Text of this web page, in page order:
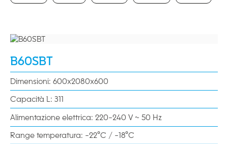
B60SBT
Dimensioni: 600x2080x600
Capacità L: 311
Alimentazione elettrica: 220-240 V ~ 50 Hz
Range temperatura: -22°C / -18°C